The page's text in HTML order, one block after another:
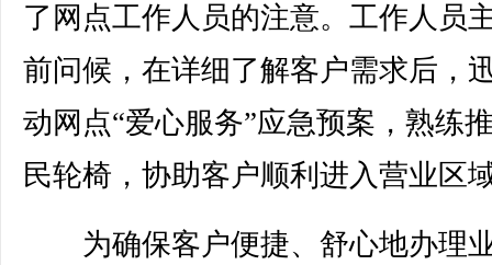
了网点工作人员的注意。工作人员
前问候，在详细了解客户需求后，
动网点“爱心服务”应急预案，熟练
民轮椅，协助客户顺利进入营业区
为确保客户便捷、舒心地办理